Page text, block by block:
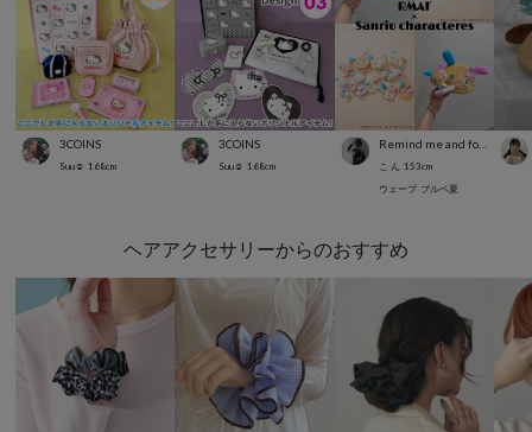
3COINS
Suu☺︎ 168cm
3COINS
Suu☺︎ 168cm
Remind me and forever
こ ん 153cm
ウェーブ ブルベ夏
ヘアアクセサリーからのおすすめ